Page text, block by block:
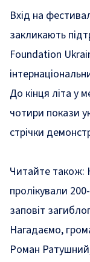
Вхід на
закликають
Foundation
До кінця літа у
чотири покази
стрічки
Читайте також:
пролікували
заповіт
Нагадаємо,
Роман